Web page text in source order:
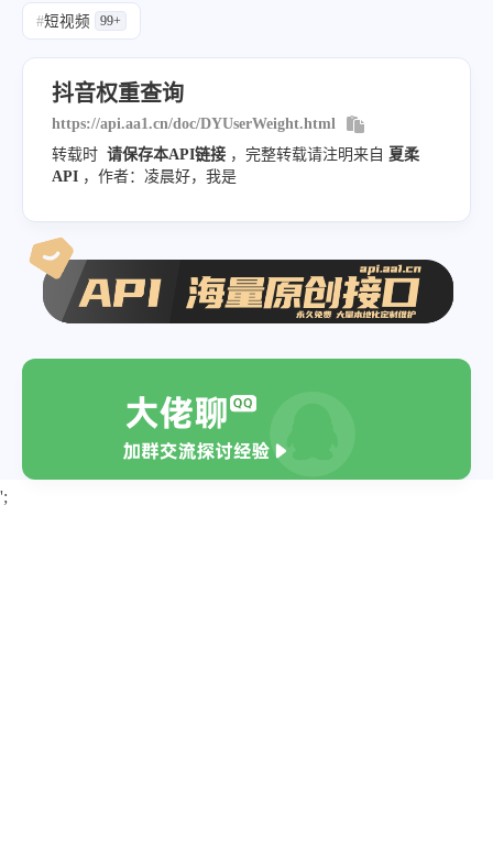
"score"
"label"
"17:00~18:00",
"valuation"
}
#短视频 99+
抖音权重查询
https://api.aa1.cn/doc/DYUserWeight.html
转载时 请保存本API链接 ，完整转载请注明来自 夏柔
API ，作者：凌晨好，我是
';